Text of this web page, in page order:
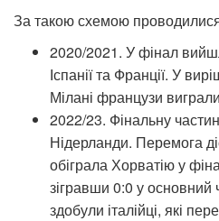
За такою схемою проводилися
2020/2021. У фінал
Іспанії та Франції. У
Мілані французи
2022/23. Фінальну
Нідерланди. Перемога
обіграла Хорватію у
зігравши 0:0 у основний
здобули італійці, які